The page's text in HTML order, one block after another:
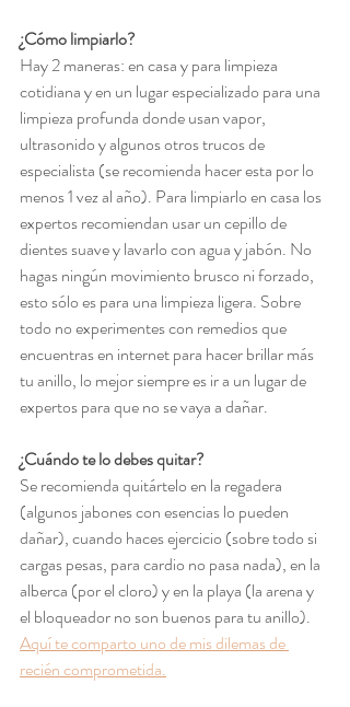
¿Cómo limpiarlo?
Hay 2 maneras: en casa y para limpieza
cotidiana y en un lugar especializado para una
limpieza profunda donde usan vapor,
ultrasonido y algunos otros trucos de
especialista (se recomienda hacer esta por lo
menos 1 vez al año). Para limpiarlo en casa los
expertos recomiendan usar un cepillo de
dientes suave y lavarlo con agua y jabón. No
hagas ningún movimiento brusco ni forzado,
esto sólo es para una limpieza ligera. Sobre
todo no experimentes con remedios que
encuentras en internet para hacer brillar más
tu anillo, lo mejor siempre es ir a un lugar de
expertos para que no se vaya a dañar.
¿Cuándo te lo debes quitar?
Se recomienda quitártelo en la regadera
(algunos jabones con esencias lo pueden
dañar), cuando haces ejercicio (sobre todo si
cargas pesas, para cardio no pasa nada), en la
alberca (por el cloro) y en la playa (la arena y
el bloqueador no son buenos para tu anillo).
Aquí te comparto uno de mis dilemas de
recién comprometida.